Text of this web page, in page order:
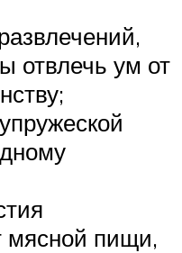
отвлечь ум от
мясной пищи,